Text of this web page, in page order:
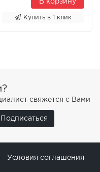
В корзину
Купить в 1 клик
свяжется с Вами
Подписаться
Условия соглашения